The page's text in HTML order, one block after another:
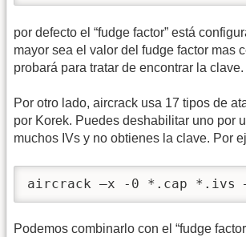
por defecto el “fudge factor” está
mayor sea el valor del fudge factor mas
probará para tratar de encontrar la clave.
Por otro lado, aircrack usa 17 tipos de
por Korek. Puedes deshabilitar uno por
muchos IVs y no obtienes la clave. Por
aircrack –x -0 *.cap *.ivs
Podemos combinarlo con el “fudge